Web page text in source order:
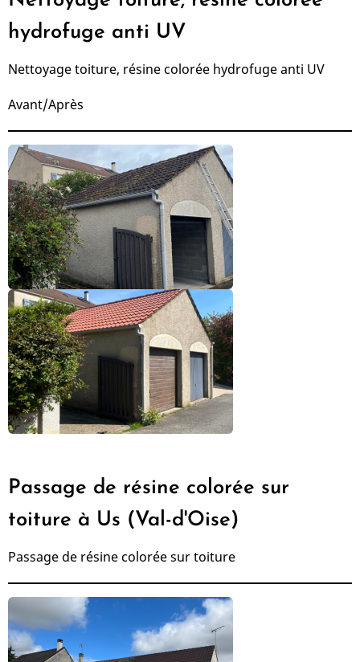
hydrofuge anti UV
Nettoyage toiture, résine colorée hydrofuge anti UV
Avant/Après
Passage de résine colorée sur
toiture à Us (Val-d'Oise)
Passage de résine colorée sur toiture